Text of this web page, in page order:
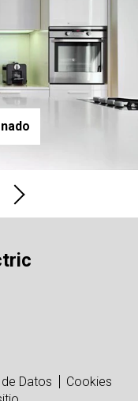
Datos
Cookies